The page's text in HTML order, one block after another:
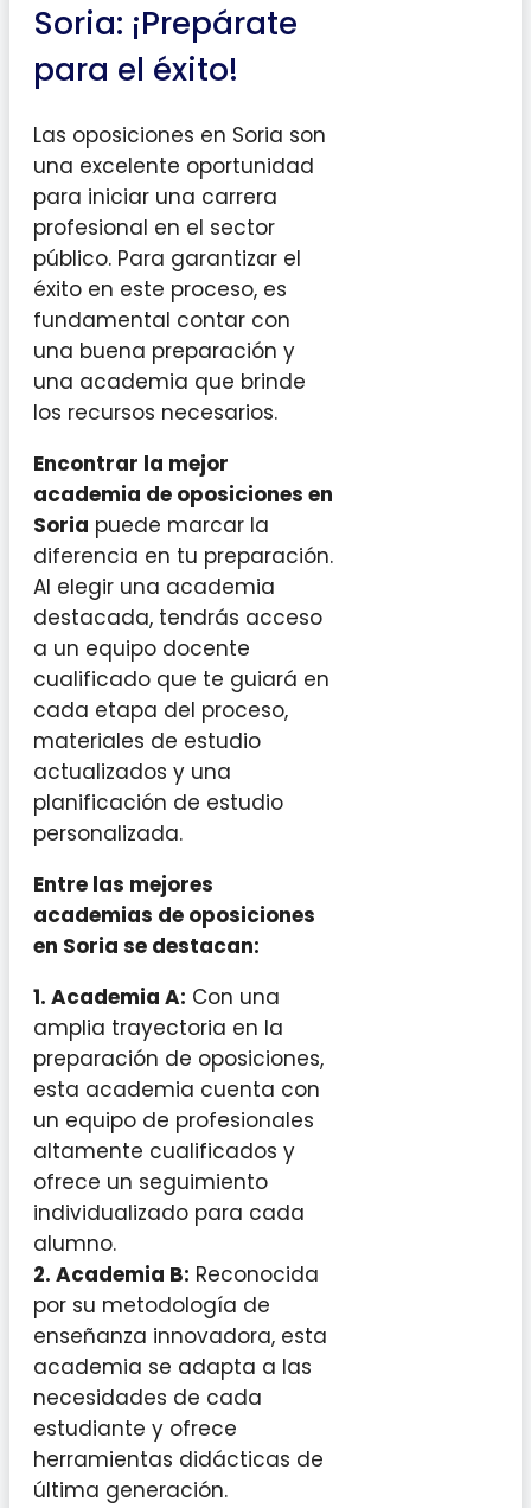
Soria: ¡Prepárate
para el éxito!
Las oposiciones en Soria son
una excelente oportunidad
para iniciar una carrera
profesional en el sector
público. Para garantizar el
éxito en este proceso, es
fundamental contar con
una buena preparación y
una academia que brinde
los recursos necesarios.
Encontrar la mejor
academia de oposiciones en
Soria puede marcar la
diferencia en tu preparación.
Al elegir una academia
destacada, tendrás acceso
a un equipo docente
cualificado que te guiará en
cada etapa del proceso,
materiales de estudio
actualizados y una
planificación de estudio
personalizada.
Entre las mejores
academias de oposiciones
en Soria se destacan:
1. Academia A: Con una
amplia trayectoria en la
preparación de oposiciones,
esta academia cuenta con
un equipo de profesionales
altamente cualificados y
ofrece un seguimiento
individualizado para cada
alumno.
2. Academia B: Reconocida
por su metodología de
enseñanza innovadora, esta
academia se adapta a las
necesidades de cada
estudiante y ofrece
herramientas didácticas de
última generación.